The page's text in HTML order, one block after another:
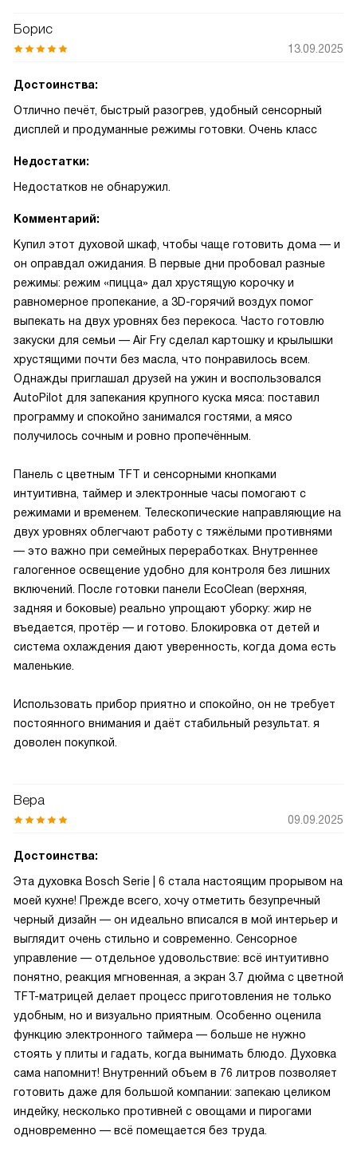
Борис
13.09.2025
Достоинства:
Отлично печёт, быстрый разогрев, удобный сенсорный
дисплей и продуманные режимы готовки. Очень класс
Недостатки:
Недостатков не обнаружил.
Комментарий:
Купил этот духовой шкаф, чтобы чаще готовить дома — и
он оправдал ожидания. В первые дни пробовал разные
режимы: режим «пицца» дал хрустящую корочку и
равномерное пропекание, а 3D-горячий воздух помог
выпекать на двух уровнях без перекоса. Часто готовлю
закуски для семьи — Air Fry сделал картошку и крылышки
хрустящими почти без масла, что понравилось всем.
Однажды приглашал друзей на ужин и воспользовался
AutoPilot для запекания крупного куска мяса: поставил
программу и спокойно занимался гостями, а мясо
получилось сочным и ровно пропечённым.
Панель с цветным TFT и сенсорными кнопками
интуитивна, таймер и электронные часы помогают с
режимами и временем. Телескопические направляющие на
двух уровнях облегчают работу с тяжёлыми противнями
— это важно при семейных переработках. Внутреннее
галогенное освещение удобно для контроля без лишних
включений. После готовки панели EcoClean (верхняя,
задняя и боковые) реально упрощают уборку: жир не
въедается, протёр — и готово. Блокировка от детей и
система охлаждения дают уверенность, когда дома есть
маленькие.
Использовать прибор приятно и спокойно, он не требует
постоянного внимания и даёт стабильный результат. я
доволен покупкой.
Вера
09.09.2025
Достоинства:
Эта духовка Bosch Serie | 6 стала настоящим прорывом на
моей кухне! Прежде всего, хочу отметить безупречный
черный дизайн — он идеально вписался в мой интерьер и
выглядит очень стильно и современно. Сенсорное
управление — отдельное удовольствие: всё интуитивно
понятно, реакция мгновенная, а экран 3.7 дюйма с цветной
TFT-матрицей делает процесс приготовления не только
удобным, но и визуально приятным. Особенно оценила
функцию электронного таймера — больше не нужно
стоять у плиты и гадать, когда вынимать блюдо. Духовка
сама напомнит! Внутренний объем в 76 литров позволяет
готовить даже для большой компании: запекаю целиком
индейку, несколько противней с овощами и пирогами
одновременно — всё помещается без труда.